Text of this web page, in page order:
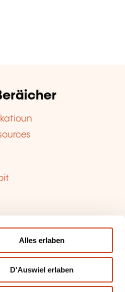
Alles erlaben
D'Auswiel erlaben